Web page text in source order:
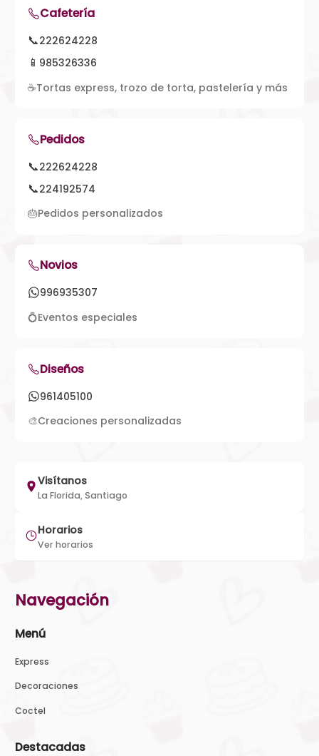
Cafetería
📞222624228
📱 985326336
☕Tortas express, trozo de torta, pastelería y más
Pedidos
📞222624228
📞224192574
🎂Pedidos personalizados
Novios
996935307
💍Eventos especiales
Diseños
961405100
🎨Creaciones personalizadas
Visítanos
La Florida, Santiago
Horarios
Ver horarios
Navegación
Menú
Express
Decoraciones
Coctel
Destacadas